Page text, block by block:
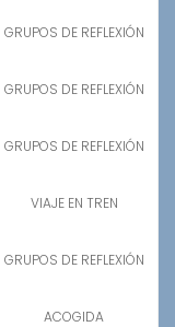
GRUPOS DE REFLEXIÓN
GRUPOS DE REFLEXIÓN
GRUPOS DE REFLEXIÓN
VIAJE EN TREN
GRUPOS DE REFLEXIÓN
ACOGIDA